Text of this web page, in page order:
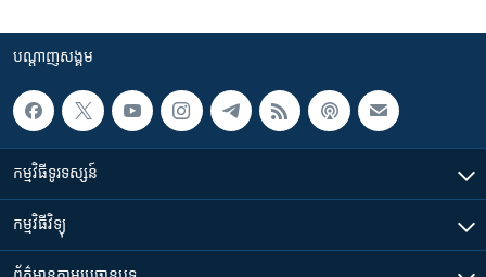
បណ្តាញ​សង្គម
កម្មវិធី​ទូរទស្សន៍
កម្មវិធី​វិទ្យុ